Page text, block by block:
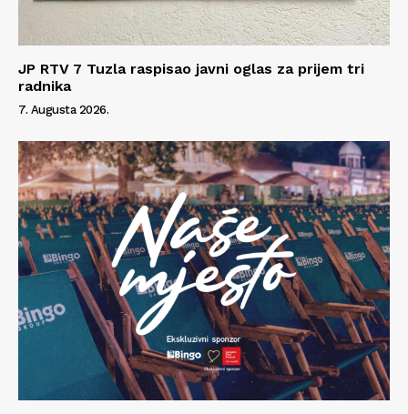
JP RTV 7 Tuzla raspisao javni oglas za prijem tri
radnika
7. Augusta 2026.